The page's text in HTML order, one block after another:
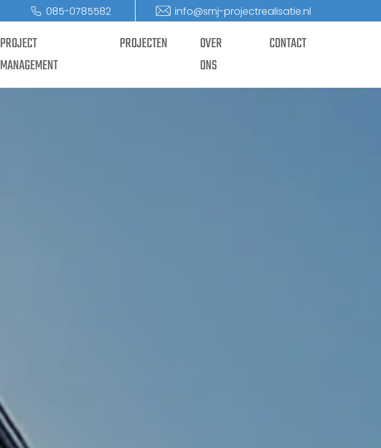
085-0785582 info@smj-projectrealisatie.nl
PROJECT
MANAGEMENT
PROJECTEN
OVER
ONS
CONTACT